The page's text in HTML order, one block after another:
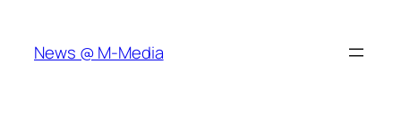
content
News @ M-Media